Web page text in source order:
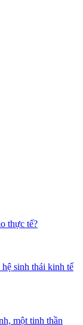
thực tế?
sinh thái kinh tế
một tinh thần